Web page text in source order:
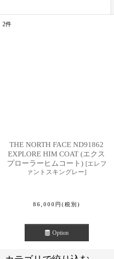
2件
THE NORTH FACE ND91862
EXPLORE HIM COAT (エクス
プローラーヒムコート) [エレフ
ァントスキングレー]
86,000 円 (税別)
Option